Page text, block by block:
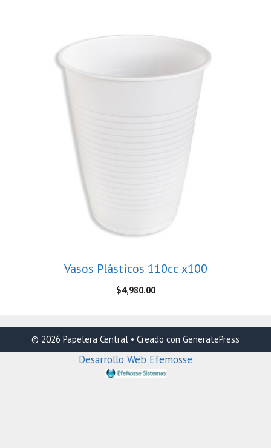
Vasos Plásticos 110cc x100
$4,980.00
© 2026 Papelera Central • Creado con GeneratePress
Desarrollo Web Efemosse